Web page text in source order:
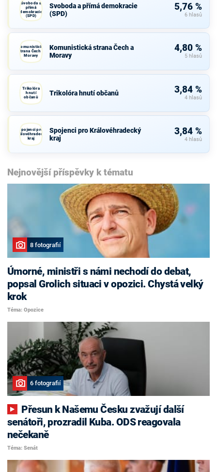
Svoboda a
přímá
demokracie
(SPD)
Svoboda a přímá demokracie
(SPD)
5,76 %
6 hlasů
Komunistická
strana Čech a
Moravy
Komunistická strana Čech a
Moravy
4,80 %
5 hlasů
Trikolóra
hnutí
občanů
Trikolóra hnutí občanů 3,84 %
4 hlasů
Spojenci pro
Královéhradecký
kraj
Spojenci pro Královéhradecký
kraj
3,84 %
4 hlasů
Nejnovější příspěvky k tématu
8 fotografií
Úmorné, ministři s námi nechodí do debat,
popsal Grolich situaci v opozici. Chystá velký
krok
Téma: Opozice
6 fotografií
senátoři, prozradil Kuba. ODS reagovala
nečekaně
Téma: Senát